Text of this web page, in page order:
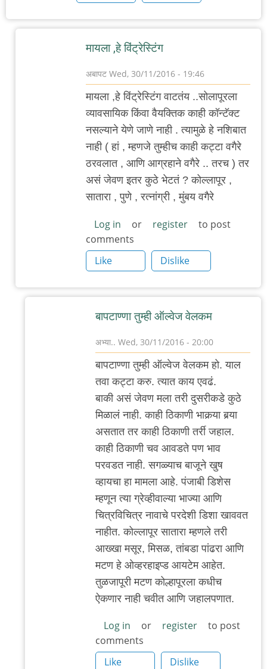
मायला ,हे विंट्रेस्टिंग
अबापट Wed, 30/11/2016 - 19:46
आज
गावातल्याच
अन्नपूर्णा
मायला ,हे विंट्रेस्टिंग वाटतंय ..सोलापूरला
व्यावसायिक किंवा वैयक्तिक काही कॉन्टॅक्ट
नसल्याने येणे जाणे नाही . त्यामुळे हे नशिबात
नाही ( हां , म्हणजे तुम्हीच काही कट्टा वगैरे
ठरवलात , आणि आग्रहाने वगैरे .. तरच ) तर
असं जेवण इतर कुठे भेटतं ? कोल्लापूर ,
सातारा , पुणे , रत्नांग्री , मुंबय वगैरे
Log in or register
to post
comments
Like
Dislike
बापटाण्णा तुम्ही ऑल्वेज वेलकम
अभ्या.. Wed, 30/11/2016 - 20:00
In
मायला
विंट्रेस्टिंग
बापटाण्णा तुम्ही ऑल्वेज वेलकम हो. याल
तवा कट्टा करु. त्यात काय एवढं.
बाकी असं जेवण मला तरी दुसरीकडे कुठे
मिळालं नाही. काही ठिकाणी भाकर्‍या बर्‍या
असतात तर काही ठिकाणी तर्री जहाल.
काही ठिकाणी चव आवडते पण भाव
परवडत नाही. सगळ्याच बाजूने खुष
व्हायचा हा मामला आहे. पंजाबी डिशेस
म्हणून त्या ग्रेव्हीवाल्या भाज्या आणि
चित्रविचित्र नावाचे परदेशी डिशा खाववत
नाहीत. कोल्लापूर सातारा म्हणले तरी
आख्खा मसूर, मिसळ, तांबडा पांढरा आणि
मटण हे ओव्हरहाइप्ड आयटेम आहेत.
तुळजापूरी मटण कोल्हापूरला कधीच
ऐकणार नाही चवीत आणि जहालपणात.
Log in or register
to post
comments
Like
Dislike